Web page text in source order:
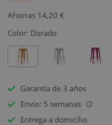
Ahorras 14,20 €
Color: Dorado
Garantía de 3 años
Envío: 5 semanas
i
Entrega a domicilio